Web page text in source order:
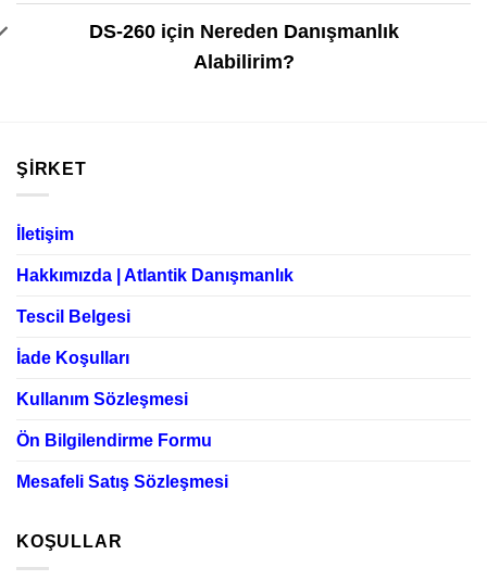
DS-260 için Nereden Danışmanlık
Alabilirim?
ŞIRKET
İletişim
Hakkımızda | Atlantik Danışmanlık
Tescil Belgesi
İade Koşulları
Kullanım Sözleşmesi
Ön Bilgilendirme Formu
Mesafeli Satış Sözleşmesi
KOŞULLAR